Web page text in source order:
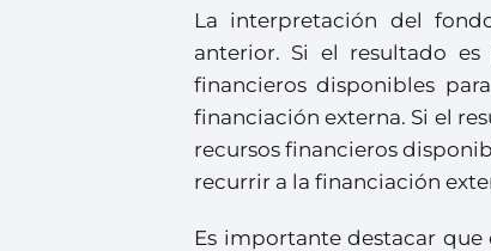
La interpretación del
anterior. Si el resultado
financieros disponibles
financiación externa. Si el
recursos financieros
recurrir a la financiación
Es importante destacar